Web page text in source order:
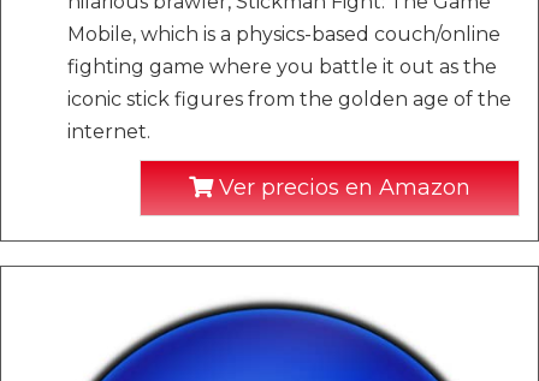
Mobile, which is a physics-based couch/online
fighting game where you battle it out as the
iconic stick figures from the golden age of the
internet.
Ver precios en Amazon